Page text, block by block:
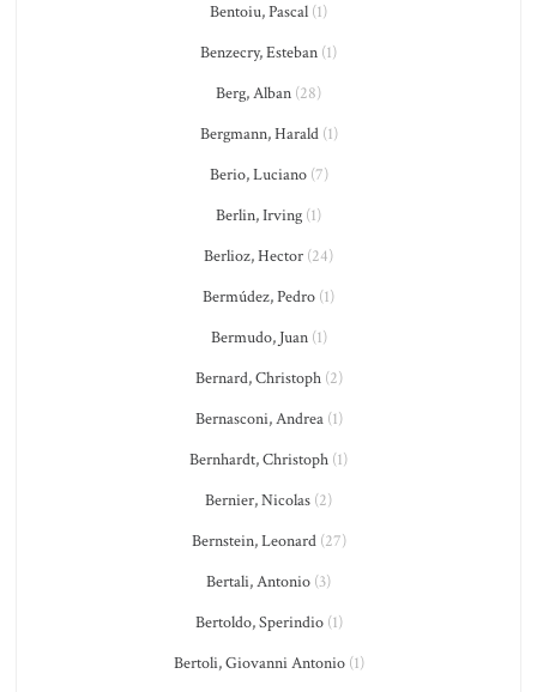
Bentoiu, Pascal (1)
Benzecry, Esteban (1)
Berg, Alban (28)
Bergmann, Harald(1)
Berio, Luciano(7)
Berlin, Irving (1)
Berlioz, Hector (24)
Bermúdez, Pedro (1)
Bermudo, Juan(1)
Bernard, Christoph(2)
Bernasconi, Andrea(1)
Bernhardt, Christoph (1)
Bernier, Nicolas (2)
Bernstein, Leonard(27)
Bertali, Antonio (3)
Bertoldo, Sperindio(1)
Bertoli, Giovanni Antonio(1)